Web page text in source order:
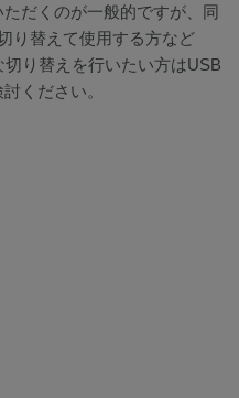
だくのが一般的ですが、同
り替えて使用する方など
り替えを行いたい方はUSB
ください。